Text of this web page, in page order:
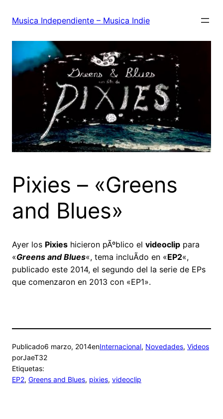
Musica Independiente – Musica Indie
Pixies – «Greens
and Blues»
Ayer los Pixies hicieron pÃºblico el videoclip para
«Greens and Blues«, tema incluÃ­do en «EP2«,
publicado este 2014, el segundo del la serie de EPs
que comenzaron en 2013 con «EP1».
Publicado6 marzo, 2014enInternacional, Novedades, Videos
porJaeT32
Etiquetas:
EP2, Greens and Blues, pixies, videoclip